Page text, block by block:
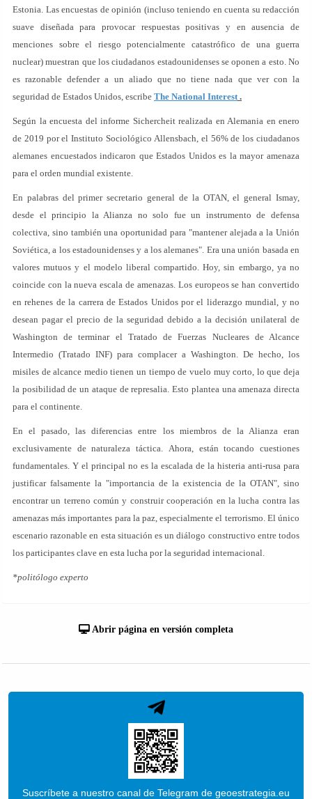
Estonia. Las encuestas de opinión (incluso teniendo en cuenta su redacción
suave diseñada para provocar respuestas positivas y en ausencia de
menciones sobre el riesgo potencialmente catastrófico de una guerra
nuclear) muestran que los ciudadanos estadounidenses se oponen a esto. No
es razonable defender a un aliado que no tiene nada que ver con la
seguridad de Estados Unidos, escribe The National Interest.
Según la encuesta del informe Sichercheit realizada en Alemania en enero
de 2019 por el Instituto Sociológico Allensbach, el 56% de los ciudadanos
alemanes encuestados indicaron que Estados Unidos es la mayor amenaza
para el orden mundial existente.
En palabras del primer secretario general de la OTAN, el general Ismay,
desde el principio la Alianza no solo fue un instrumento de defensa
colectiva, sino también una oportunidad para "mantener alejada a la Unión
Soviética, a los estadounidenses y a los alemanes". Era una unión basada en
valores mutuos y el modelo liberal compartido. Hoy, sin embargo, ya no
coincide con la nueva escala de amenazas. Los europeos se han convertido
en rehenes de la carrera de Estados Unidos por el liderazgo mundial, y no
desean pagar el precio de la seguridad debido a la decisión unilateral de
Washington de terminar el Tratado de Fuerzas Nucleares de Alcance
Intermedio (Tratado INF) para complacer a Washington. De hecho, los
misiles de alcance medio tienen un tiempo de vuelo muy corto, lo que deja
la posibilidad de un ataque de represalia. Esto plantea una amenaza directa
para el continente.
En el pasado, las diferencias entre los miembros de la Alianza eran
exclusivamente de naturaleza táctica. Ahora, están tocando cuestiones
fundamentales. Y el principal no es la escalada de la histeria anti-rusa para
justificar falsamente la "importancia de la existencia de la OTAN", sino
encontrar un terreno común y construir cooperación en la lucha contra las
amenazas más importantes para la paz, especialmente el terrorismo. El único
escenario razonable en esta situación es un diálogo constructivo entre todos
los participantes clave en esta lucha por la seguridad internacional.
*politólogo experto
Abrir página en versión completa
Suscríbete a nuestro canal de Telegram de geoestrategia.eu